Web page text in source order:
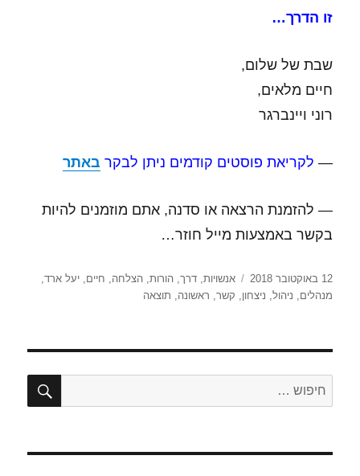
זו הדרך…
שבת של שלום,
חיים מלאים,
רוני ויינברגר
— לקריאת פוסטים קודמים ניתן לבקר באתר
— להזמנת הרצאה או סדנה, אתם מוזמנים להיות
בקשר באמצעות מייל חוזר…
פורסם
בתאריך
12 באוקטובר 2018 תגיות
אנשויות,דרך,הורות,הצלחה, חיים,יעל ארד,
מנהלים, ניהול, ניצחון, קשר, ראשונה, תוצאה
חפש: